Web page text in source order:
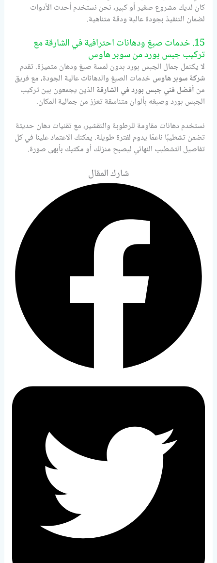
كان لديك مشروع صغير أو كبير، نحن نستخدم أحدث الأدوات
لضمان التنفيذ بجودة عالية ودقة متناهية.
15. خدمات صبغ ودهانات احترافية في الشارقة مع
تركيب جبس بورد من سوبر هاوس
لا يكتمل جمال الجبس بورد بدون لمسة صبغ ودهان متميزة. تقدم
شركة سوبر هاوس خدمات الصبغ والدهانات عالية الجودة، مع فريق
من أفضل فني جبس بورد في الشارقة الذين يجمعون بين تركيب
الجبس بورد وصبغه بألوان متناسقة تعزز من جمالية المكان.
نستخدم دهانات مقاومة للرطوبة والتقشير، مع تقنيات دهان حديثة
تضمن تشطيبًا ناعمًا يدوم لفترة طويلة. يمكنك الاعتماد علينا في كل
تفاصيل التشطيب النهائي ليصبح منزلك أو مكتبك بأبهى صورة.
شارك المقال